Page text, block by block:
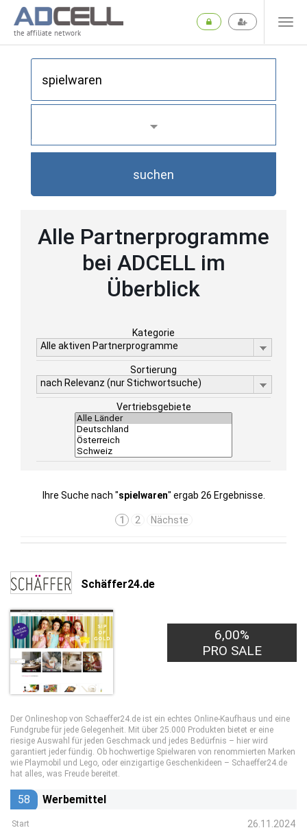
the affiliate network
suchen
Alle Partnerprogramme
bei ADCELL im
Überblick
Kategorie
Alle aktiven Partnerprogramme
Sortierung
nach Relevanz (nur Stichwortsuche)
Vertriebsgebiete
Ihre Suche nach "spielwaren" ergab 26 Ergebnisse.
1 2 Nächste
Schäffer24.de
6,00%
PRO SALE
Der Onlineshop von Schaeffer24.de ist ein echtes Online-Kaufhaus und eine
Fundgrube für jede Gelegenheit. Mit über 25.000 Produkten bietet er eine
riesige Auswahl für jeden Geschmack und jedes Bedürfnis – hier wird
garantiert jeder fündig. Ob hochwertige Spielwaren von renommierten Marken
wie Playmobil und Lego, oder einzigartige Geschenkideen – Schaeffer24.de
hat alles, was Freude bereitet.
58 Werbemittel
Start 26.11.2024